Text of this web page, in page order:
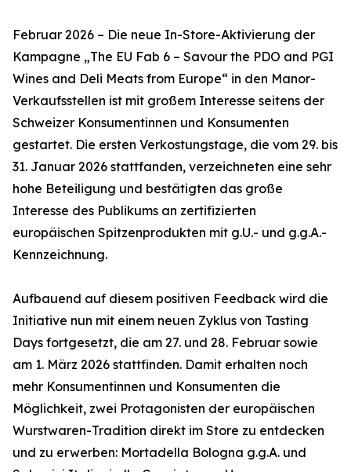
Februar 2026 – Die neue In-Store-Aktivierung der
Kampagne „The EU Fab 6 – Savour the PDO and PGI
Wines and Deli Meats from Europe“ in den Manor-
Verkaufsstellen ist mit großem Interesse seitens der
Schweizer Konsumentinnen und Konsumenten
gestartet. Die ersten Verkostungstage, die vom 29. bis
31. Januar 2026 stattfanden, verzeichneten eine sehr
hohe Beteiligung und bestätigten das große
Interesse des Publikums an zertifizierten
europäischen Spitzenprodukten mit g.U.- und g.g.A.-
Kennzeichnung.
Aufbauend auf diesem positiven Feedback wird die
Initiative nun mit einem neuen Zyklus von Tasting
Days fortgesetzt, die am 27. und 28. Februar sowie
am 1. März 2026 stattfinden. Damit erhalten noch
mehr Konsumentinnen und Konsumenten die
Möglichkeit, zwei Protagonisten der europäischen
Wurstwaren-Tradition direkt im Store zu entdecken
und zu erwerben: Mortadella Bologna g.g.A. und